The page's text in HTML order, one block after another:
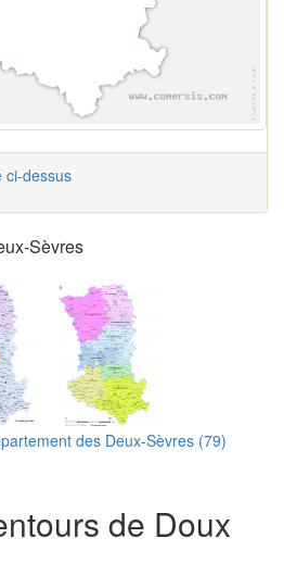
ci-dessus
Sèvres
des Deux-Sèvres (79)
de Doux